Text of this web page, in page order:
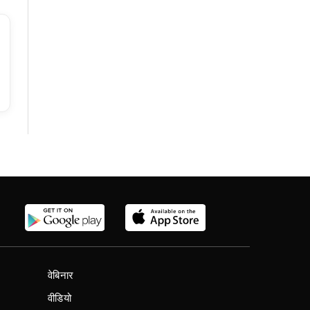
वेबिनार
वीडियो